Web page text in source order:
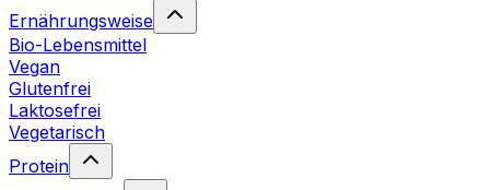
Ernährungsweise
Bio-Lebensmittel
Vegan
Glutenfrei
Laktosefrei
Vegetarisch
Protein